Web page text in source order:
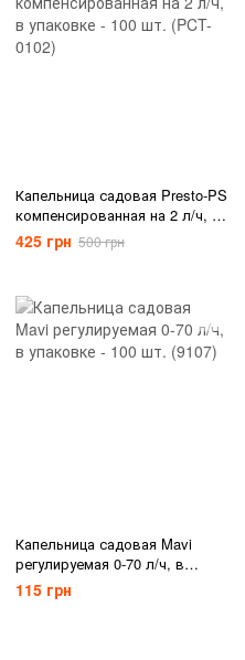
Капельница садовая Presto-PS
компенсированная на 2 л/ч, в
упаковке - 100 шт. (PCT-0102)
425 грн 500 грн
Капельница садовая Mavi
регулируемая 0-70 л/ч, в
упаковке - 100 шт. (9107)
115 грн